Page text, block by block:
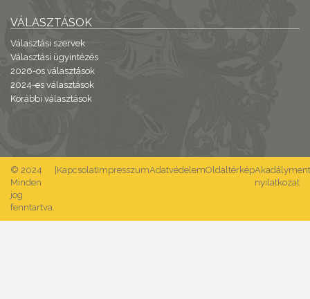
VÁLASZTÁSOK
Választási szervek
Választási ügyintézés
2026-os választások
2024-es választások
Korábbi választások
© 2024
Minden
jog
fenntartva.
KapcsolatImpresszumAdatvédelemOldaltérkép
nyilatkozat